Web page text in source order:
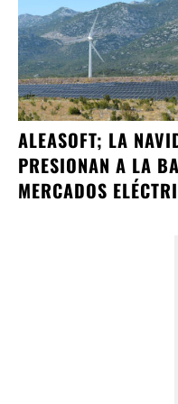
ALEASOFT; LA
PRESIONAN A LA
MERCADOS